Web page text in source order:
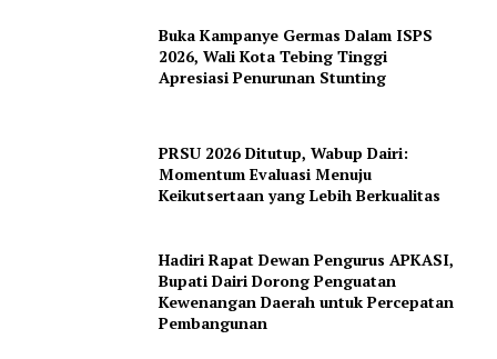
Company
Subscription Plans
Buka Kampanye Germas Dalam ISPS
2026, Wali Kota Tebing Tinggi
Apresiasi Penurunan Stunting
PRSU 2026 Ditutup, Wabup Dairi:
Momentum Evaluasi Menuju
Keikutsertaan yang Lebih Berkualitas
Hadiri Rapat Dewan Pengurus APKASI,
Bupati Dairi Dorong Penguatan
Kewenangan Daerah untuk Percepatan
Pembangunan